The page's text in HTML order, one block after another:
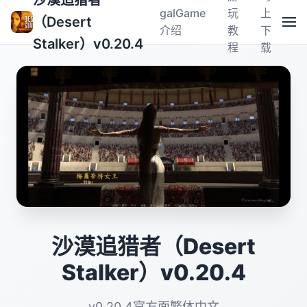
（Desert
Stalker）v0.20.4
galGame
介绍
玩
教
程
上
下
载
沙漠追猎者（Desert
Stalker）v0.20.4